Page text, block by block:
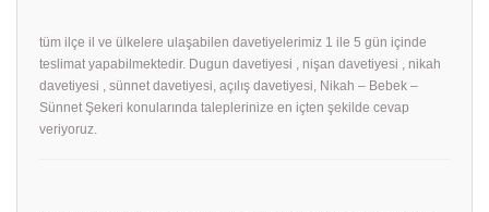
tüm ilçe il ve ülkelere ulaşabilen davetiyelerimiz 1 ile 5 gün içinde
teslimat yapabilmektedir. Dugun davetiyesi , nişan davetiyesi , nikah
davetiyesi , sünnet davetiyesi, açılış davetiyesi, Nikah – Bebek –
Sünnet Şekeri konularında taleplerinize en içten şekilde cevap
veriyoruz.